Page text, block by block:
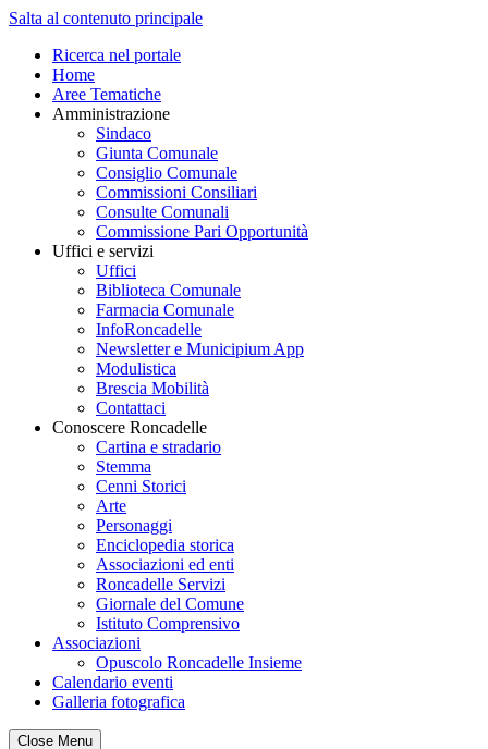
Salta al contenuto principale
Ricerca nel portale
Home
Aree Tematiche
Amministrazione
Sindaco
Giunta Comunale
Consiglio Comunale
Commissioni Consiliari
Consulte Comunali
Commissione Pari Opportunità
Uffici e servizi
Uffici
Biblioteca Comunale
Farmacia Comunale
InfoRoncadelle
Newsletter e Municipium App
Modulistica
Brescia Mobilità
Contattaci
Conoscere Roncadelle
Cartina e stradario
Stemma
Cenni Storici
Arte
Personaggi
Enciclopedia storica
Associazioni ed enti
Roncadelle Servizi
Giornale del Comune
Istituto Comprensivo
Associazioni
Opuscolo Roncadelle Insieme
Calendario eventi
Galleria fotografica
Close Menu